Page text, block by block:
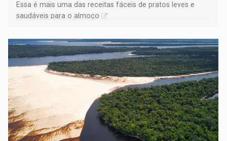
Essa é mais uma das receitas fáceis de pratos leves e
saudáveis para o almoço